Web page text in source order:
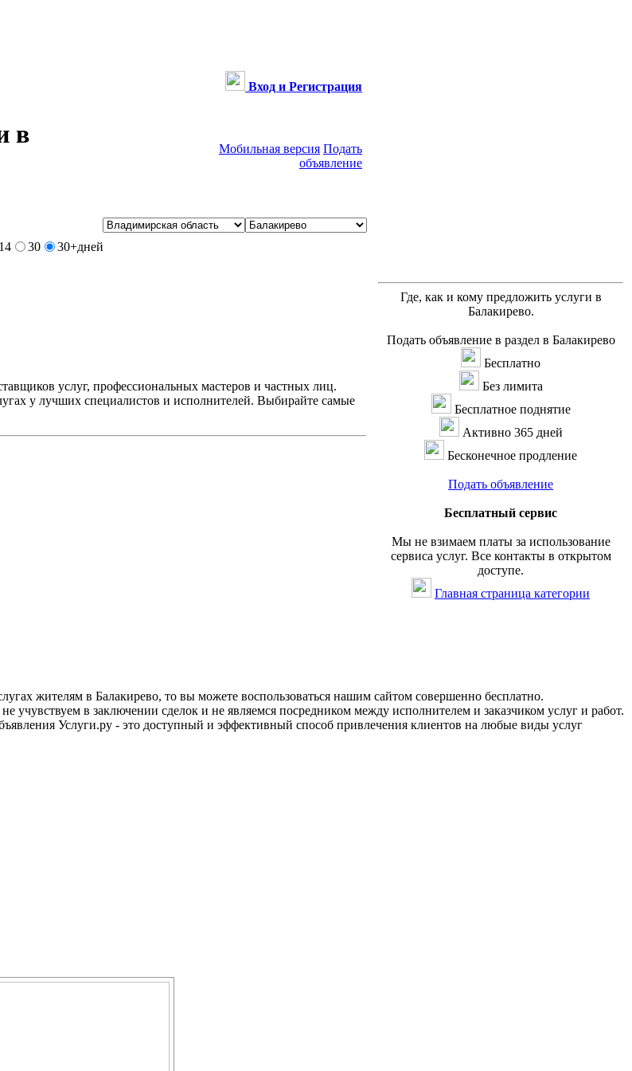
Вход и Регистрация
в
Мобильная версия Подать
объявление
14 30 30+дней
услуг, профессиональных мастеров и частных лиц.
у лучших специалистов и исполнителей. Выбирайте самые
Где, как и кому предложить услуги в
Балакирево.
Подать объявление в раздел в Балакирево
Бесплатно
Без лимита
Бесплатное поднятие
Активно 365 дней
Бесконечное продление
Подать объявление
Бесплатный сервис
Мы не взимаем платы за использование
сервиса услуг. Все контакты в открытом
доступе.
Главная страница категории
жителям в Балакирево, то вы можете воспользоваться нашим сайтом совершенно бесплатно.
в заключении сделок и не являемся посредником между исполнителем и заказчиком услуг и работ.
Услуги.ру - это доступный и эффективный способ привлечения клиентов на любые виды услуг